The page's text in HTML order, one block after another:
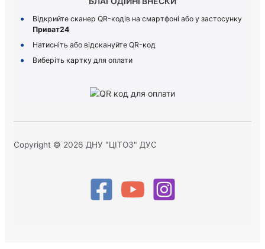
Відкрийте сканер QR-кодів на смартфоні або у застосунку
Приват24
Натисніть або відскануйте QR-код
Виберіть картку для оплати
Copyright © 2026 ДНУ "ЦІТОЗ" ДУС